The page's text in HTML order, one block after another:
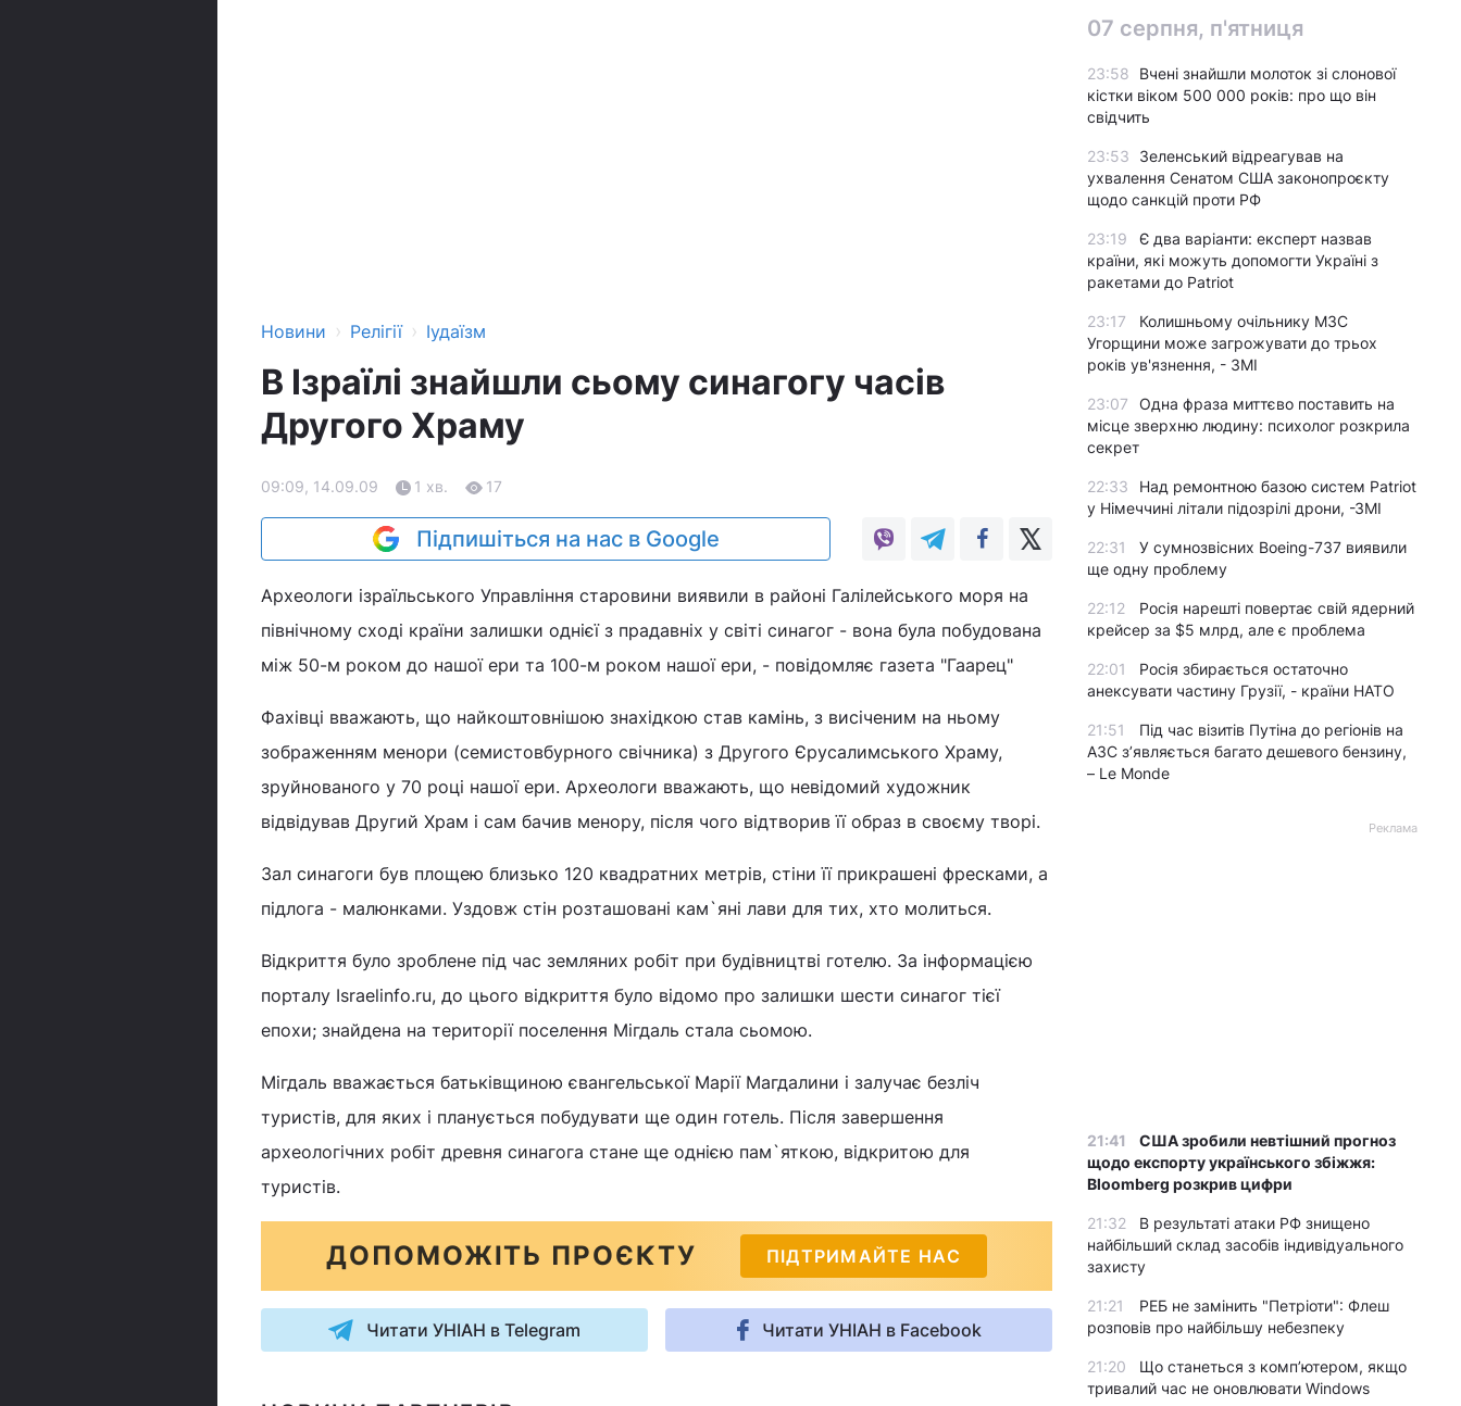
Новини › Релігії › Іудаїзм
В Ізраїлі знайшли сьому синагогу часів
Другого Храму
09:09, 14.09.09 1 хв. 17
Підпишіться на нас в Google
Археологи ізраїльського Управління старовини виявили в районі Галілейського моря на
північному сході країни залишки однієї з прадавніх у світі синагог - вона була побудована
між 50-м роком до нашої ери та 100-м роком нашої ери, - повідомляє газета "Гаарец"
Фахівці вважають, що найкоштовнішою знахідкою став камінь, з висіченим на ньому
зображенням менори (семистовбурного свічника) з Другого Єрусалимського Храму,
зруйнованого у 70 році нашої ери. Археологи вважають, що невідомий художник
відвідував Другий Храм і сам бачив менору, після чого відтворив її образ в своєму творі.
Зал синагоги був площею близько 120 квадратних метрів, стіни її прикрашені фресками, а
підлога - малюнками. Уздовж стін розташовані кам`яні лави для тих, хто молиться.
Відкриття було зроблене під час земляних робіт при будівництві готелю. За інформацією
порталу Israelinfo.ru, до цього відкриття було відомо про залишки шести синагог тієї
епохи; знайдена на території поселення Мігдаль стала сьомою.
Мігдаль вважається батьківщиною євангельської Марії Магдалини і залучає безліч
туристів, для яких і планується побудувати ще один готель. Після завершення
археологічних робіт древня синагога стане ще однією пам`яткою, відкритою для
туристів.
ДОПОМОЖІТЬ ПРОЄКТУ ПІДТРИМАЙТЕ НАС
Читати УНІАН в Telegram Читати УНІАН в Facebook
07 серпня, п'ятниця
23:58
Вчені знайшли молоток зі слонової
кістки віком 500 000 років: про що він
свідчить
23:53
Зеленський відреагував на
ухвалення Сенатом США законопроєкту
щодо санкцій проти РФ
23:19
Є два варіанти: експерт назвав
країни, які можуть допомогти Україні з
ракетами до Patriot
23:17
Колишньому очільнику МЗС
Угорщини може загрожувати до трьох
років ув'язнення, - ЗМІ
23:07
Одна фраза миттєво поставить на
місце зверхню людину: психолог розкрила
секрет
22:33
Над ремонтною базою систем Patriot
у Німеччині літали підозрілі дрони, -ЗМІ
22:31
У сумнозвісних Boeing-737 виявили
ще одну проблему
22:12
Росія нарешті повертає свій ядерний
крейсер за $5 млрд, але є проблема
22:01
Росія збирається остаточно
анексувати частину Грузії, - країни НАТО
21:51
Під час візитів Путіна до регіонів на
АЗС з’являється багато дешевого бензину,
– Le Monde
Реклама
21:41
США зробили невтішний прогноз
щодо експорту українського збіжжя:
Bloomberg розкрив цифри
21:32
В результаті атаки РФ знищено
найбільший склад засобів індивідуального
захисту
21:21
РЕБ не замінить "Петріоти": Флеш
розповів про найбільшу небезпеку
21:20
Що станеться з комп’ютером, якщо
тривалий час не оновлювати Windows